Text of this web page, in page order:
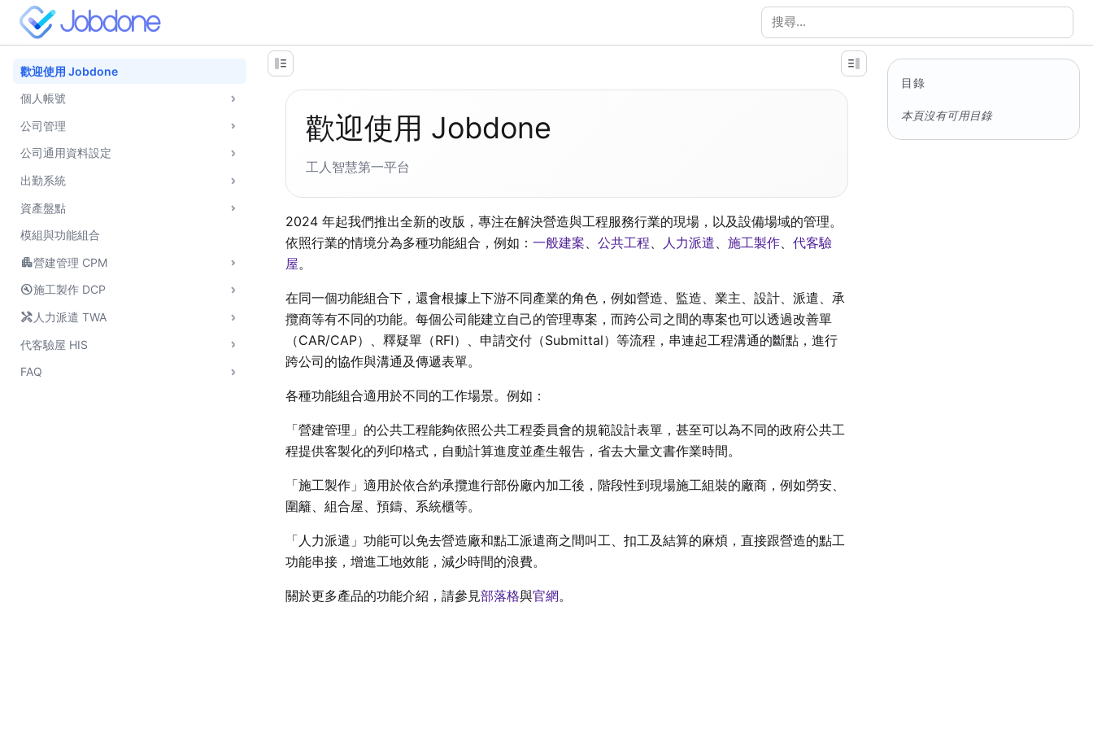
搜尋文件
歡迎使用 Jobdone
個人帳號
公司管理
公司通用資料設定
出勤系統
資產盤點
模組與功能組合
apartment營建管理 CPM
build_circle施工製作 DCP
handyman 人力派遣 TWA
代客驗屋 HIS
FAQ
歡迎使用 Jobdone
工人智慧第一平台
2024 年起我們推出全新的改版，專注在解決營造與工程服務行業的現場，以及設備場域的管理。
依照行業的情境分為多種功能組合，例如：一般建案 、公共工程 人力派遣 、施工製作 、代客驗
屋。
在同一個功能組合下，還會根據上下游不同產業的角色，例如營造、監造、業主、設計、派遣、承
攬商等有不同的功能。每個公司能建立自己的管理專案，而跨公司之間的專案也可以透過改善單
（CAR/CAP）、釋疑單（RFI）、申請交付（Submittal）等流程，串連起工程溝通的斷點，進行
跨公司的協作與溝通及傳遞表單。
各種功能組合適用於不同的工作場景。例如：
「營建管理」的公共工程能夠依照公共工程委員會的規範設計表單，甚至可以為不同的政府公共工
程提供客製化的列印格式，自動計算進度並產生報告，省去大量文書作業時間。
「施工製作」適用於依合約承攬進行部份廠內加工後，階段性到現場施工組裝的廠商，例如勞安、
圍籬、組合屋、預鑄、系統櫃等。
「人力派遣」功能可以免去營造廠和點工派遣商之間叫工、扣工及結算的麻煩，直接跟營造的點工
功能串接，增進工地效能，減少時間的浪費。
關於更多產品的功能介紹，請參見部落格與官網。
目錄
本頁沒有可用目錄